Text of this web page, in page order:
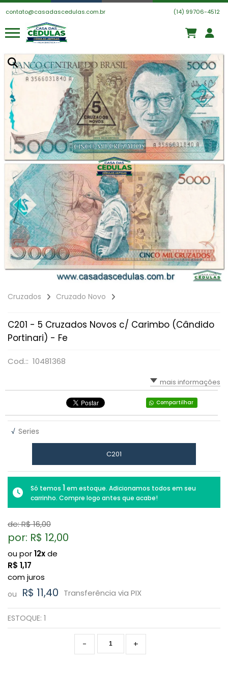
contato@casadascedulas.com.br (14) 99706-4512
Cruzados Cruzado Novo
C201 - 5 Cruzados Novos c/ Carimbo (Cândido
Portinari) - Fe
Cod.:: 10481368
mais informações
Compartilhar
√ Series
C201
Só temos 1 em estoque. Adicionamos todos em seu
carrinho. Compre logo antes que acabe!
de: R$16,00
por: R$ 12,00
ou por12xde
R$ 1,17
com juros
ou R$ 11,40 Transferência via PIX
ESTOQUE: 1
+
-